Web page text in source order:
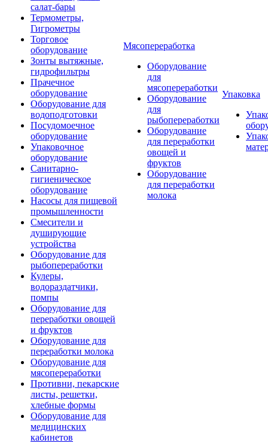
салат-бары
Термометры,
Гигрометры
Торговое
оборудование
Зонты вытяжные,
гидрофильтры
Прачечное
оборудование
Оборудование для
водоподготовки
Посудомоечное
оборудование
Упаковочное
оборудование
Санитарно-
гигиеническое
оборудование
Насосы для пищевой
промышленности
Смесители и
душирующие
устройства
Оборудование для
рыбопереработки
Кулеры,
водораздатчики,
помпы
Оборудование для
переработки овощей
и фруктов
Оборудование для
переработки молока
Оборудование для
мясопереработки
Противни, пекарские
листы, решетки,
хлебные формы
Оборудование для
медицинских
кабинетов
Мясопереработка
Оборудование
для
мясопереработки
Оборудование
для
рыбопереработки
Оборудование
для переработки
овощей и
фруктов
Оборудование
для переработки
молока
Упаковка